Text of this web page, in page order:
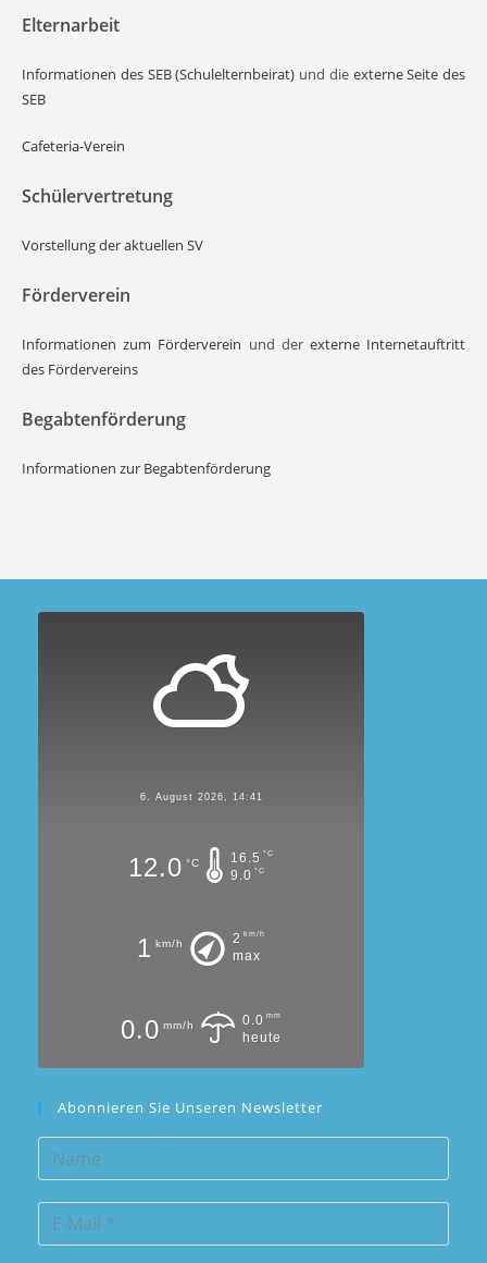
Elternarbeit
Informationen des SEB (Schulelternbeirat) und die externe Seite des
SEB
Cafeteria-Verein
Schülervertretung
Vorstellung der aktuellen SV
Förderverein
Informationen zum Förderverein und der externe Internetauftritt
des Fördervereins
Begabtenförderung
Informationen zur Begabtenförderung
6. August 2026, 14:41
12.0 °C 16.5 °C
9.0 °C
1 km/h 2 km/h
max
0.0 mm/h 0.0 mm
heute
Abonnieren Sie Unseren Newsletter